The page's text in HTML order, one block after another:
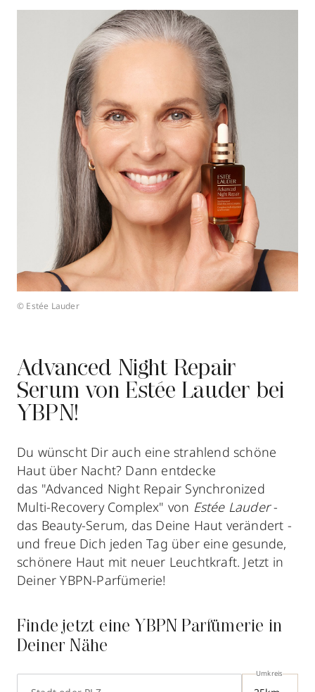
© Estée Lauder
Advanced Night Repair
Serum von Estée Lauder bei
YBPN!
Du wünscht Dir auch eine strahlend schöne
Haut über Nacht? Dann entdecke
das "Advanced Night Repair Synchronized
Multi-Recovery Complex" von Estée Lauder-
das Beauty-Serum, das Deine Haut verändert -
und freue Dich jeden Tag über eine gesunde,
schönere Haut mit neuer Leuchtkraft. Jetzt in
Deiner YBPN-Parfümerie!
Finde jetzt eine YBPN Parfümerie in
Deiner Nähe
Umkreis